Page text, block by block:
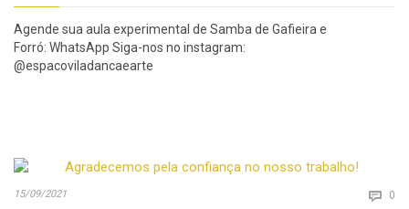
Agende sua aula experimental de Samba de Gafieira e
Forró: WhatsApp Siga-nos no instagram:
@espacoviladancaearte
15/09/2021  0